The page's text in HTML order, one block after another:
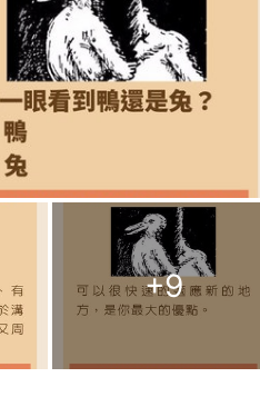
+9